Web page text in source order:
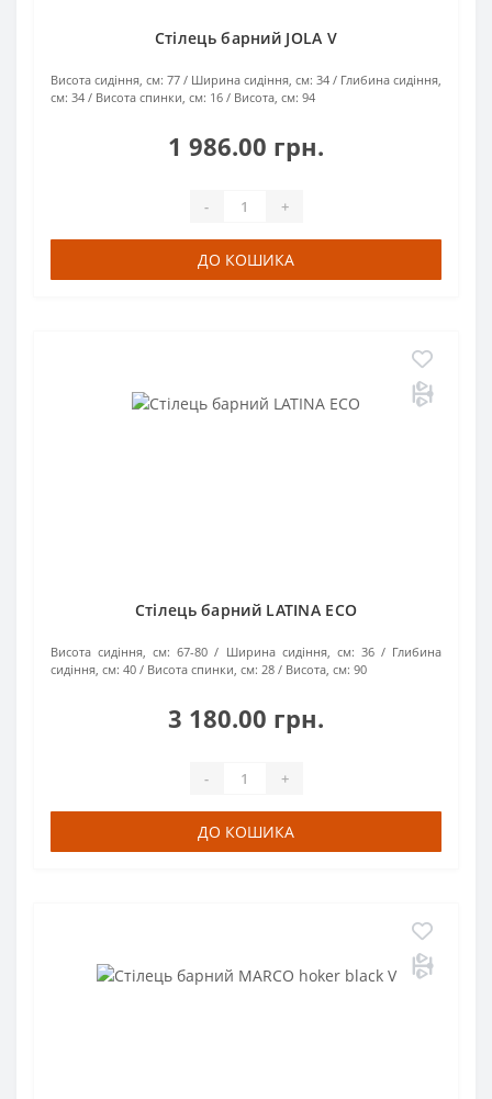
Стілець барний JOLA V
Висота сидіння, см: 77 Ширина сидіння, см: 34
Глибина сидіння,
см: 34 Висота спинки, см: 16 Висота, см: 94
1 986.00 грн.
- +
ДО КОШИКА
Стілець барний LATINA ECO
Висота сидіння, см: 67-80 Ширина сидіння, см: 36
Глибина
сидіння, см: 40 Висота спинки, см: 28 Висота, см: 90
3 180.00 грн.
- +
ДО КОШИКА